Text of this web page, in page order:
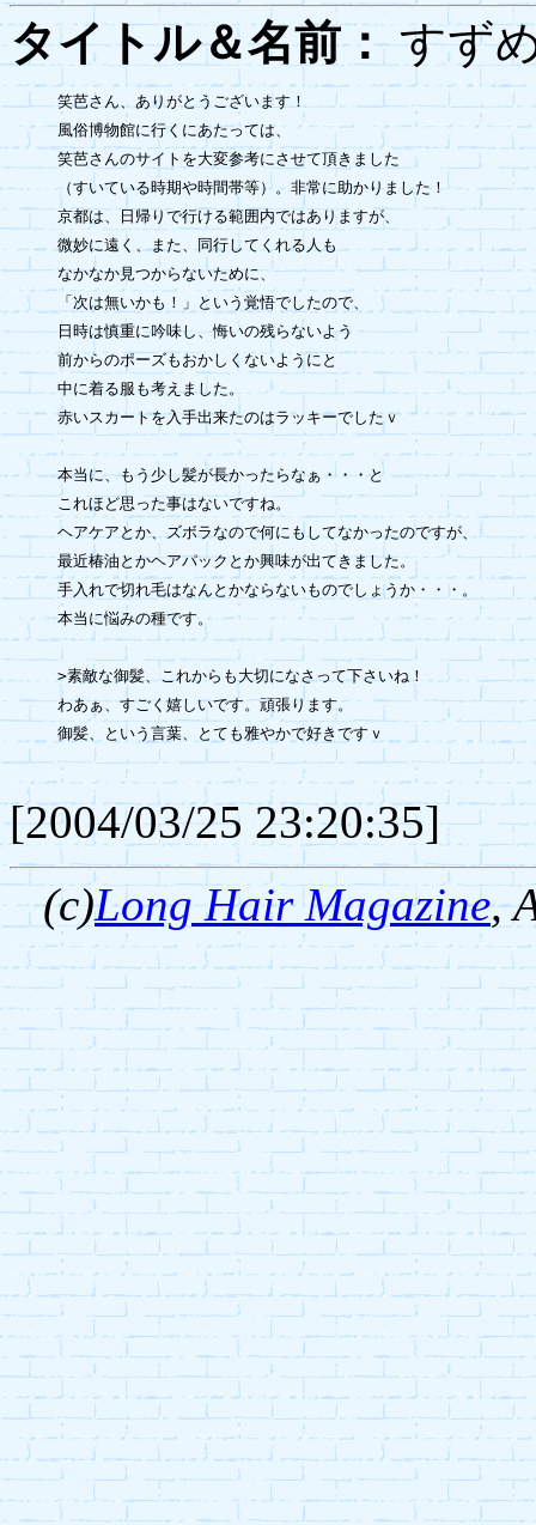
タイトル＆名前：す
笑芭さん、ありがとうございます！
風俗博物館に行くにあたっては、
笑芭さんのサイトを大変参考にさせて頂きました
（すいている時期や時間帯等）。非常に助かりました！
京都は、日帰りで行ける範囲内ではありますが、
微妙に遠く、また、同行してくれる人も
なかなか見つからないために、
「次は無いかも！」という覚悟でしたので、
日時は慎重に吟味し、悔いの残らないよう
前からのポーズもおかしくないようにと
中に着る服も考えました。
赤いスカートを入手出来たのはラッキーでしたｖ
本当に、もう少し髪が長かったらなぁ・・・と
これほど思った事はないですね。
ヘアケアとか、ズボラなので何にもしてなかったのですが、
最近椿油とかヘアパックとか興味が出てきました。
手入れで切れ毛はなんとかならないものでしょうか・・・。
本当に悩みの種です。
>素敵な御髪、これからも大切になさって下さいね！
わあぁ、すごく嬉しいです。頑張ります。
御髪、という言葉、とても雅やかで好きですｖ
[2004/03/25 23:20:35]
(c)Long Hair Magazine,